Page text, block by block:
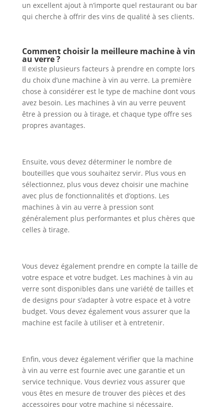
un excellent ajout à n’importe quel restaurant ou bar
qui cherche à offrir des vins de qualité à ses clients.
Comment choisir la meilleure machine à vin
au verre ?
Il existe plusieurs facteurs à prendre en compte lors
du choix d’une machine à vin au verre. La première
chose à considérer est le type de machine dont vous
avez besoin. Les machines à vin au verre peuvent
être à pression ou à tirage, et chaque type offre ses
propres avantages.
Ensuite, vous devez déterminer le nombre de
bouteilles que vous souhaitez servir. Plus vous en
sélectionnez, plus vous devez choisir une machine
avec plus de fonctionnalités et d’options. Les
machines à vin au verre à pression sont
généralement plus performantes et plus chères que
celles à tirage.
Vous devez également prendre en compte la taille de
votre espace et votre budget. Les machines à vin au
verre sont disponibles dans une variété de tailles et
de designs pour s’adapter à votre espace et à votre
budget. Vous devez également vous assurer que la
machine est facile à utiliser et à entretenir.
Enfin, vous devez également vérifier que la machine
à vin au verre est fournie avec une garantie et un
service technique. Vous devriez vous assurer que
vous êtes en mesure de trouver des pièces et des
accessoires pour votre machine si nécessaire.